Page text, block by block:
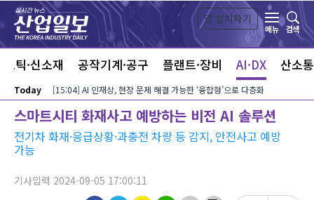
본문 바로가기
앱 설치하기
메뉴
검색
틱·신소재 공작기계·공구 플랜트·장비 AI·DX 산소통
Today [15:04] AI 인재상, 현장 문제 해결 가능한 ‘융합형’으로 다층화
스마트시티 화재사고 예방하는 비전 AI 솔루션
전기차 화재·응급상황·과충전 차량 등 감지, 안전사고 예방
가능
기사입력 2024-09-05 17:00:11